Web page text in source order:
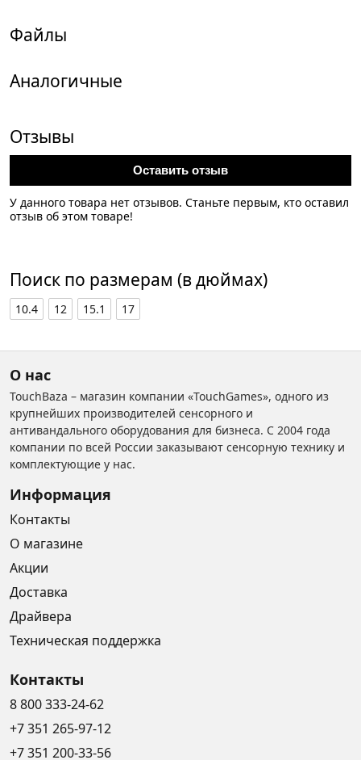
Файлы
Аналогичные
Отзывы
Оставить отзыв
У данного товара нет отзывов. Станьте первым, кто оставил
отзыв об этом товаре!
Поиск по размерам (в дюймах)
10.4 12 15.1 17
О нас
TouchBaza – магазин компании «TouchGames», одного из
крупнейших производителей сенсорного и
антивандального оборудования для бизнеса. С 2004 года
компании по всей России заказывают сенсорную технику и
комплектующие у нас.
Информация
Контакты
О магазине
Акции
Доставка
Драйвера
Техническая поддержка
Контакты
8 800 333-24-62
+7 351 265-97-12
+7 351 200-33-56